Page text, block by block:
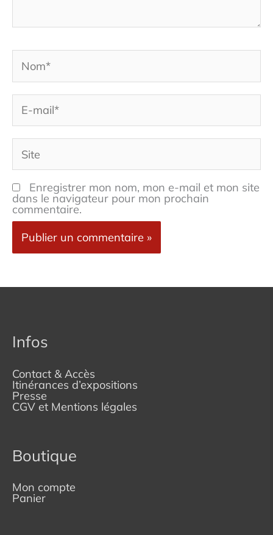
Nom*
E-
mail*
Site
Enregistrer mon nom, mon e-mail et mon site
dans le navigateur pour mon prochain
commentaire.
Infos
Contact & Accès
Itinérances d’expositions
Presse
CGV et Mentions légales
Boutique
Mon compte
Panier